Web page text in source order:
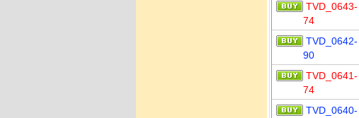
TVD_0643-
74
TVD_0642-
90
TVD_0641-
74
TVD_0640-